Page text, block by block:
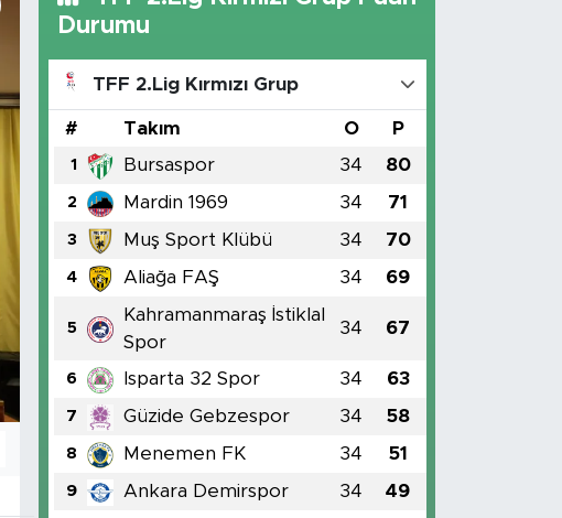
Durumu
TFF 2.Lig Kırmızı Grup
# Takım O P
1 Bursaspor 34 80
2 Mardin 1969 34 71
3 Muş Sport Klübü 34 70
4 Aliağa FAŞ 34 69
5
Kahramanmaraş İstiklal
Spor
34 67
6 Isparta 32 Spor 34 63
7 Güzide Gebzespor 34 58
8 Menemen FK 34 51
9 Ankara Demirspor 34 49